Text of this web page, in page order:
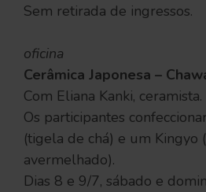
Sem retirada de ingressos.
oficina
Cerâmica Japonesa –
Com Eliana Kanki, ceramista.
Os participantes
(tigela de chá) e um Kingyo
avermelhado).
Dias 8 e 9/7, sábado e